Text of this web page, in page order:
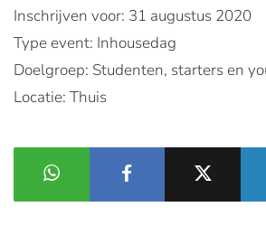
Inschrijven voor: 31 augustus 2020
Type event: Inhousedag
Doelgroep: Studenten, starters en
Locatie: Thuis